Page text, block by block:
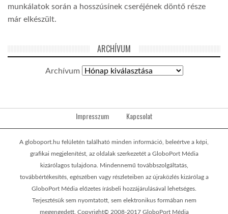
munkálatok során a hosszúsínek cseréjének döntő része
már elkészült.
ARCHÍVUM
Archívum
Impresszum Kapcsolat
A globoport.hu felületén található minden információ, beleértve a képi,
grafikai megjelenítést, az oldalak szerkezetét a GloboPort Média
kizárólagos tulajdona. Mindennemű továbbszolgáltatás,
továbbértékesítés, egészében vagy részleteiben az újraközlés kizárólag a
GloboPort Média előzetes írásbeli hozzájárulásával lehetséges.
Terjesztésük sem nyomtatott, sem elektronikus formában nem
megengedett. Copyright© 2008-2017 GloboPort Média